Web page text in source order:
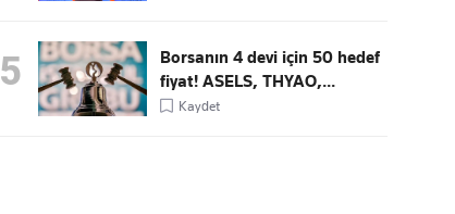
5
Borsanın 4 devi için 50 hedef
fiyat! ASELS, THYAO,...
Kaydet